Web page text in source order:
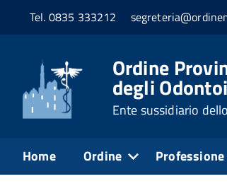
Tel. 0835 333212
Ordine
degli
Ente sussidiario
Home Ordine Professione